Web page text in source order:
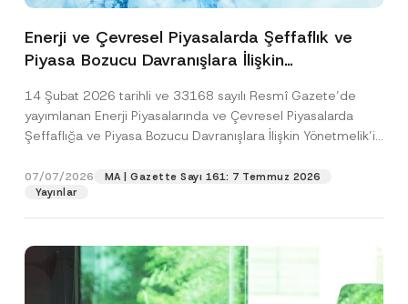
Enerji ve Çevresel Piyasalarda Şeffaflık ve
Piyasa Bozucu Davranışlara İlişkin
14 Şubat 2026 tarihli ve 33168 sayılı Resmî Gazete’de
yayımlanan Enerji Piyasalarında ve Çevresel Piyasalarda
Şeffaflığa ve Piyasa Bozucu Davranışlara İlişkin Yönetmelik’in
07/07/2026
MA | Gazette Sayı 161: 7 Temmuz 2026
Yayınlar